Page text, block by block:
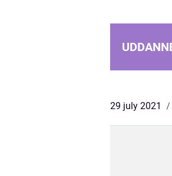
29 july 2021